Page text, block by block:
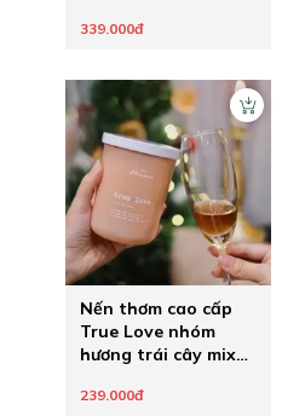
339.000đ
Nến thơm cao cấp
True Love nhóm
hương trái cây mix
Home
239.000đ